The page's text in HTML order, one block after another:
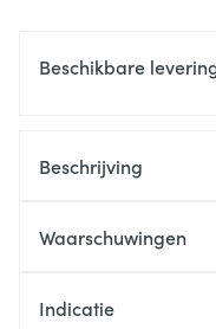
Beschikbare
Beschrijving
Waarschuwingen
Indicatie